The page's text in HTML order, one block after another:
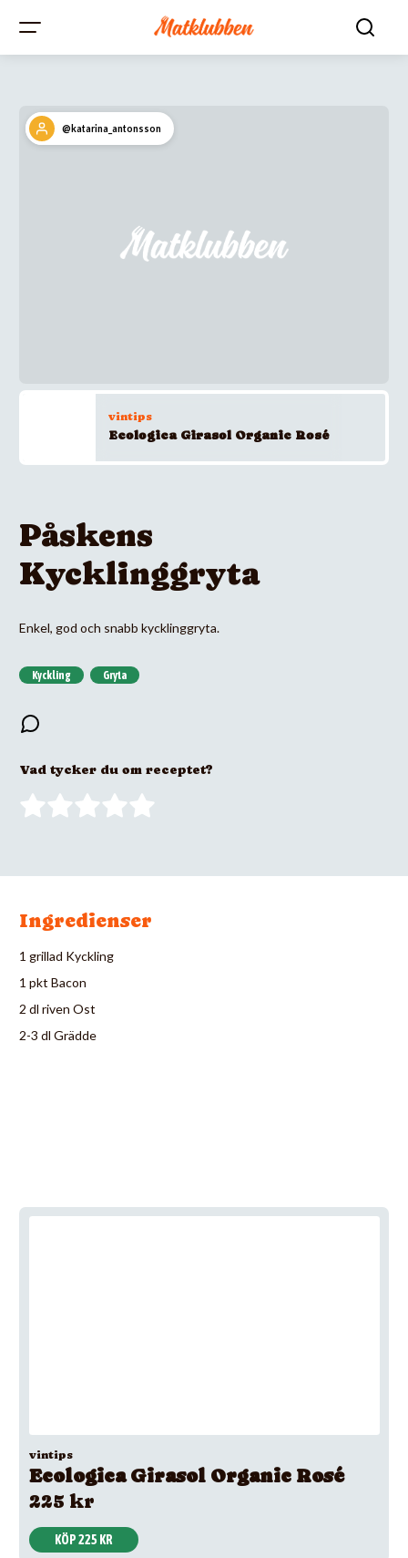
@katarina_antonsson
vintips
Ecologica Girasol Organic Rosé
Påskens
Kycklinggryta
Enkel, god och snabb kycklinggryta.
Kyckling Gryta
Vad tycker du om receptet?
Ingredienser
1 grillad Kyckling
1 pkt Bacon
2 dl riven Ost
2-3 dl Grädde
vintips
Ecologica Girasol Organic Rosé
225 kr
KÖP 225 KR